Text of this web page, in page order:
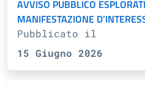
AVVISO PUBBLICO
MANIFESTAZIONE
Pubblicato il
15 Giugno 2026